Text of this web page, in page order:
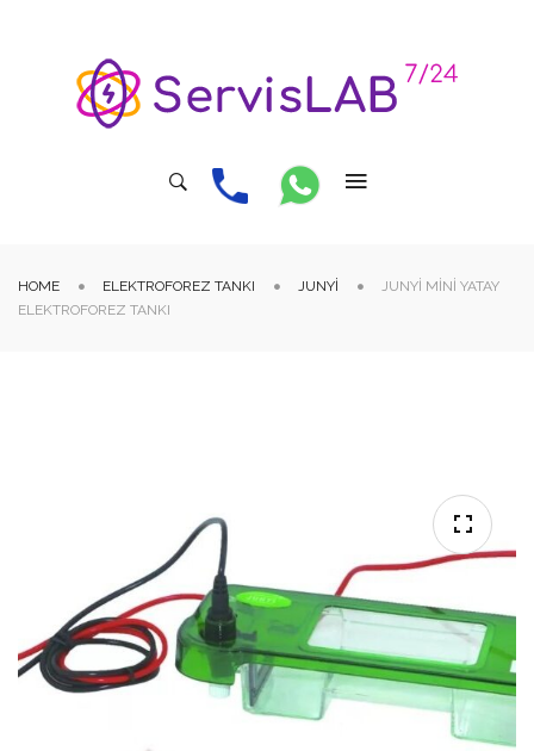
HOME ELEKTROFOREZ TANKI JUNYI
JUNYI MINI YATAY
ELEKTROFOREZ TANKI